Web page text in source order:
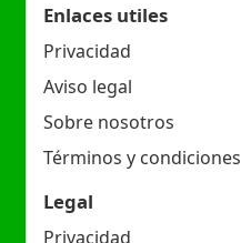
Enlaces utiles
Privacidad
Aviso legal
Sobre nosotros
Términos y condiciones
Legal
Privacidad